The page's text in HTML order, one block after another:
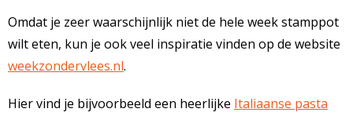
Omdat je zeer waarschijnlijk niet de hele week stamppot
wilt eten, kun je ook veel inspiratie vinden op de website
weekzondervlees.nl.
Hier vind je bijvoorbeeld een heerlijke Italiaanse pasta